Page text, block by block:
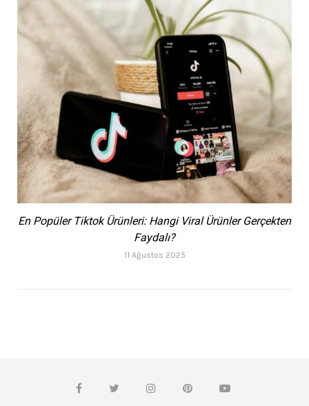
En Popüler Tiktok Ürünleri: Hangi Viral Ürünler Gerçekten
Faydalı?
11 Ağustos 2025